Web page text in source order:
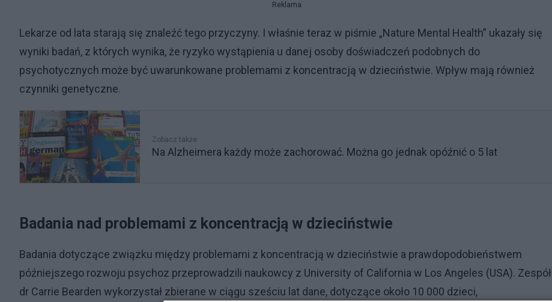
Reklama
Lekarze od lata starają się znaleźć tego przyczyny. I właśnie teraz w piśmie „Nature Mental Health” ukazały się
wyniki badań, z których wynika, że ryzyko wystąpienia u danej osoby doświadczeń podobnych do
psychotycznych może być uwarunkowane problemami z koncentracją w dzieciństwie. Wpływ mają również
czynniki genetyczne.
Zobacz także
Na Alzheimera każdy może zachorować. Można go jednak opóźnić o 5 lat
Badania nad problemami z koncentracją w dzieciństwie
Badania dotyczące związku między problemami z koncentracją w dzieciństwie a prawdopodobieństwem
późniejszego rozwoju psychoz przeprowadzili naukowcy z University of California w Los Angeles (USA). Zespół
dr Carrie Bearden wykorzystał zbierane w ciągu sześciu lat dane, dotyczące około 10 000 dzieci,